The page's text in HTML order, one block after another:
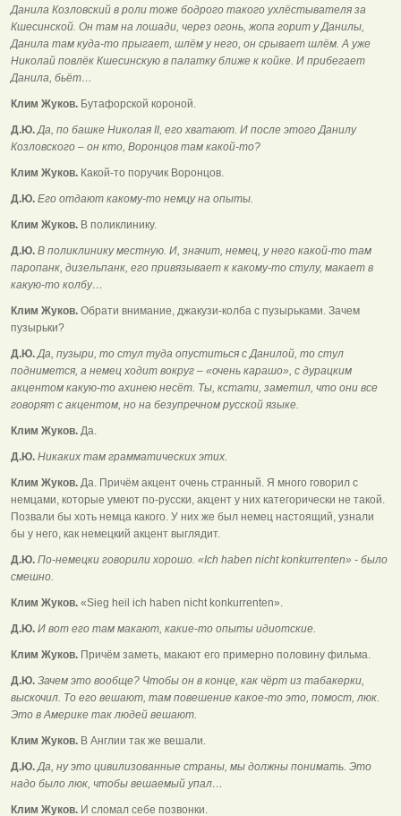
Данила Козловский в роли тоже бодрого такого ухлёстывателя за
Кшесинской. Он там на лошади, через огонь, жопа горит у Данилы,
Данила там куда-то прыгает, шлём у него, он срывает шлём. А уже
Николай повлёк Кшесинскую в палатку ближе к койке. И прибегает
Данила, бьёт…
Клим Жуков. Бутафорской короной.
Д.Ю.Да, по башке Николая II, его хватают. И после этого Данилу
Козловского – он кто, Воронцов там какой-то?
Клим Жуков. Какой-то поручик Воронцов.
Д.Ю. Его отдают какому-то немцу на опыты.
Клим Жуков. В поликлинику.
Д.Ю. В поликлинику местную. И, значит, немец, у него какой-то там
паропанк, дизельпанк, его привязывает к какому-то стулу, макает в
какую-то колбу…
Клим Жуков. Обрати внимание, джакузи-колба с пузырьками. Зачем
пузырьки?
Д.Ю.Да, пузыри, то стул туда опуститься с Данилой, то стул
поднимется, а немец ходит вокруг – «очень карашо», с дурацким
акцентом какую-то ахинею несёт. Ты, кстати, заметил, что они все
говорят с акцентом, но на безупречном русской языке.
Клим Жуков. Да.
Д.Ю. Никаких там грамматических этих.
Клим Жуков. Да. Причём акцент очень странный. Я много говорил с
немцами, которые умеют по-русски, акцент у них категорически не такой.
Позвали бы хоть немца какого. У них же был немец настоящий, узнали
бы у него, как немецкий акцент выглядит.
Д.Ю. По-немецки говорили хорошо. «Ich haben nicht konkurrenten» - было
смешно.
Клим Жуков. «Sieg heil ich haben nicht konkurrenten».
Д.Ю. И вот его там макают, какие-то опыты идиотские.
Клим Жуков. Причём заметь, макают его примерно половину фильма.
Д.Ю. Зачем это вообще? Чтобы он в конце, как чёрт из табакерки,
выскочил. То его вешают, там повешение какое-то это, помост, люк.
Это в Америке так людей вешают.
Клим Жуков. В Англии так же вешали.
Д.Ю.Да, ну это цивилизованные страны, мы должны понимать. Это
надо было люк, чтобы вешаемый упал…
Клим Жуков. И сломал себе позвонки.